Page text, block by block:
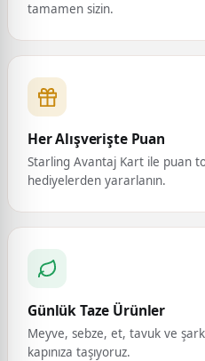
tamamen sizin.
Her Alışverişte Puan
Starling Avantaj Kart ile puan
hediyelerden yararlanın.
Günlük Taze Ürünler
Meyve, sebze, et, tavuk ve
kapınıza taşıyoruz.